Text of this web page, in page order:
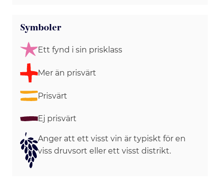
Symboler
Ett fynd i sin prisklass
Mer än prisvärt
Prisvärt
Ej prisvärt
Anger att ett visst vin är typiskt för en
viss druvsort eller ett visst distrikt.